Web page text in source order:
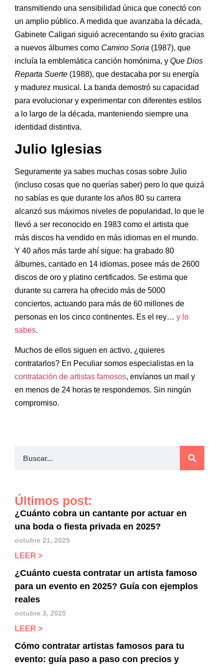
transmitiendo una sensibilidad única que conectó con
un amplio público. A medida que avanzaba la década,
Gabinete Caligari siguió acrecentando su éxito gracias
a nuevos álbumes como Camino Soria (1987), que
incluía la emblemática canción homónima, y Que Dios
Reparta Suerte (1988), que destacaba por su energía
y madurez musical. La banda demostró su capacidad
para evolucionar y experimentar con diferentes estilos
a lo largo de la década, manteniendo siempre una
identidad distintiva.
Julio Iglesias
Seguramente ya sabes muchas cosas sobre Julio
(incluso cosas que no querías saber) pero lo que quizá
no sabías es que durante los años 80 su carrera
alcanzó sus máximos niveles de popularidad, lo que le
llevó a ser reconocido en 1983 como el artista que
más discos ha vendido en más idiomas en el mundo.
Y 40 años más tarde ahí sigue: ha grabado 80
álbumes, cantado en 14 idiomas, posee más de 2600
discos de oro y platino certificados. Se estima que
durante su carrera ha ofrecido más de 5000
conciertos, actuando para más de 60 millones de
personas en los cinco continentes. Es el rey… y lo
sabes.
Muchos de ellos siguen en activo, ¿quieres
contratarlos? En Peculiar somos especialistas en la
contratación de artistas famosos, envíanos un mail y
en menos de 24 horas te respondemos. Sin ningún
compromiso.
Últimos post:
¿Cuánto cobra un cantante por actuar en
una boda o fiesta privada en 2025?
octubre 21, 2025
LEER >
¿Cuánto cuesta contratar un artista famoso
para un evento en 2025? Guía con ejemplos
reales
octubre 3, 2025
LEER >
Cómo contratar artistas famosos para tu
evento: guía paso a paso con precios y